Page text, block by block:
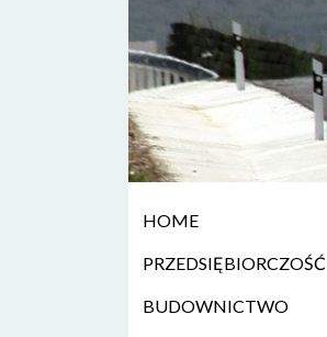
HOME
PRZEDSIĘBIORCZOŚĆ
BUDOWNICTWO